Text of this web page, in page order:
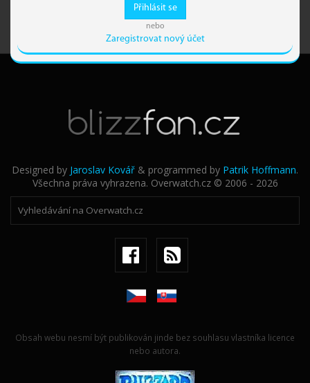
Přihlásit se
nebo
Zaregistrovat nový účet
Designed by Jaroslav Kovář & programmed by Patrik Hoffmann.
Všechna práva vyhrazena. Overwatch.cz © 2006 - 2026
Obsah webu nesmí být publikován jinde bez souhlasu vlastníka licence
nebo autora.